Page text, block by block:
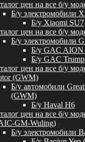
цен на все б/у
Б/у электромобили
Б/у Xiaomi SU7
цен на все б/у
Б/у электромобили
Б/у GAC AION
Б/у GAC
цен на все б/у
(GWM)
Б/у автомобили
(GWM)
Б/у Haval H6
цен на все б/у
GM-Wuling)
Б/у электромобили